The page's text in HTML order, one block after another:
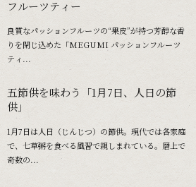
フルーツティー
良質なパッションフルーツの“果皮”が持つ芳醇な香
りを閉じ込めた「MEGUMI パッションフルーツ
ティ...
五節供を味わう「1月7日、人日の節
供」
1月7日は人日（じんじつ）の節供。現代では各家庭
で、七草粥を食べる風習で親しまれている。暦上で
奇数の...